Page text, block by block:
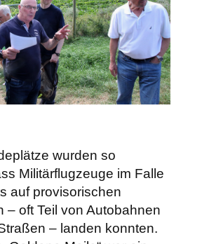
wurden so
Militärflugzeuge im Falle
auf provisorischen
– oft Teil von Autobahnen
– landen konnten.